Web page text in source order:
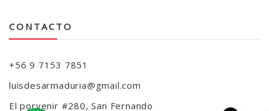
CONTACTO
+56 9 7153 7851
luisdesarmaduria@gmail.com
El porvenir #280, San Fernando